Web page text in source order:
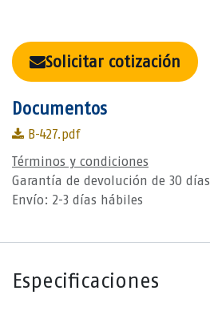
Solicitar cotización
Documentos
B-427.pdf
Términos y condiciones
Garantía de devolución de 30 días
Envío: 2-3 días hábiles
Especificaciones